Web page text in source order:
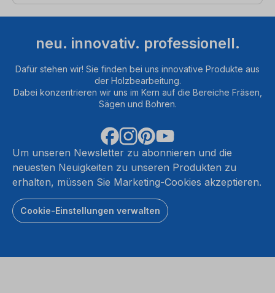
neu. innovativ. professionell.
Dafür stehen wir! Sie finden bei uns innovative Produkte aus
der Holzbearbeitung.
Dabei konzentrieren wir uns im Kern auf die Bereiche Fräsen,
Sägen und Bohren.
Um unseren Newsletter zu abonnieren und die
neuesten Neuigkeiten zu unseren Produkten zu
erhalten, müssen Sie Marketing-Cookies akzeptieren.
Cookie-Einstellungen verwalten